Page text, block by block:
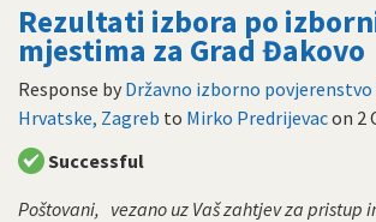
Rezultati izbora po
mjestima za Grad Đakovo
Response by Državno izborno
Hrvatske, Zagreb to Mirko Predrijevacon 2
Successful
Poštovani, vezano uz Vaš zahtjev za pristup